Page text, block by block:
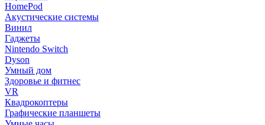
HomePod
Акустические системы
Винил
Гаджеты
Nintendo Switch
Dyson
Умный дом
Здоровье и фитнес
VR
Квадрокоптеры
Графические планшеты